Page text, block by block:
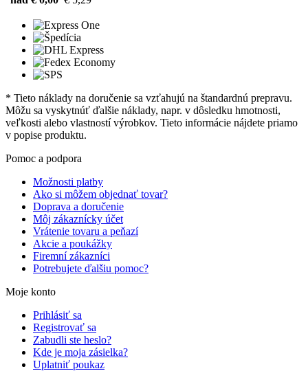
* Tieto náklady na doručenie sa vzťahujú na štandardnú prepravu.
Môžu sa vyskytnúť ďalšie náklady, napr. v dôsledku hmotnosti,
veľkosti alebo vlastností výrobkov. Tieto informácie nájdete priamo
v popise produktu.
Pomoc a podpora
Možnosti platby
Ako si môžem objednať tovar?
Doprava a doručenie
Môj zákaznícky účet
Vrátenie tovaru a peňazí
Akcie a poukážky
Firemní zákazníci
Potrebujete ďalšiu pomoc?
Moje konto
Prihlásiť sa
Registrovať sa
Zabudli ste heslo?
Kde je moja zásielka?
Uplatniť poukaz